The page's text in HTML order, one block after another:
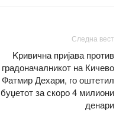
Следна вест
Kривична пријава против
градоначалникот на Кичево
Фатмир Дехари, го оштетил
буџетот за скоро 4 милиони
денари